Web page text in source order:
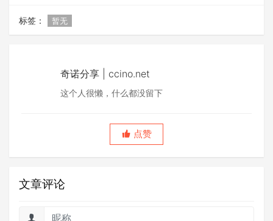
标签： 暂无
奇诺分享 | ccino.net
这个人很懒，什么都没留下
点赞
文章评论